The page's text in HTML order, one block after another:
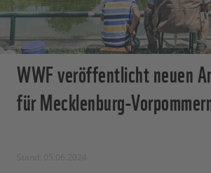
WWF veröffentlicht neuen
für Mecklenburg-